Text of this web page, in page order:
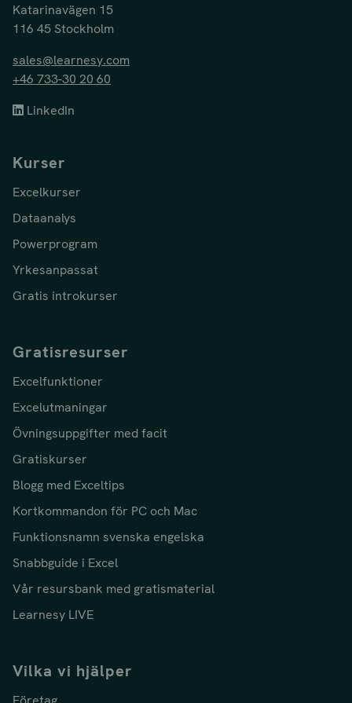
Katarinavägen 15
116 45 Stockholm
sales@learnesy.com
+46 733-30 20 60
LinkedIn
Kurser
Excelkurser
Dataanalys
Powerprogram
Yrkesanpassat
Gratis introkurser
Gratisresurser
Excelfunktioner
Excelutmaningar
Övningsuppgifter med facit
Gratiskurser
Blogg med Exceltips
Kortkommandon för PC och Mac
Funktionsnamn svenska engelska
Snabbguide i Excel
Vår resursbank med gratismaterial
Learnesy LIVE
Vilka vi hjälper